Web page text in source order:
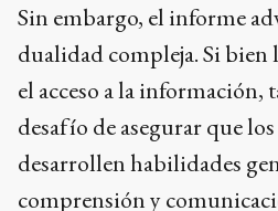
Sin embargo, el informe
dualidad compleja. Si
el acceso a la información,
desafío de asegurar que
desarrollen habilidades
comprensión y